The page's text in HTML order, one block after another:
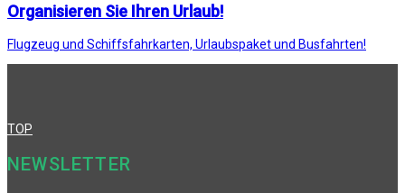
Organisieren Sie Ihren Urlaub!
Flugzeug und Schiffsfahrkarten, Urlaubspaket und Busfahrten!
TOP
NEWSLETTER